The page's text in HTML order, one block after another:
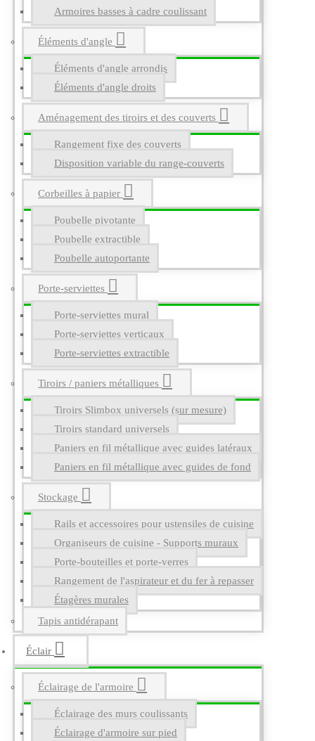
Armoires basses à cadre coulissant
Éléments d'angle
Éléments d'angle arrondis
Éléments d'angle droits
Aménagement des tiroirs et des couverts
Rangement fixe des couverts
Disposition variable du range-couverts
Corbeilles à papier
Poubelle pivotante
Poubelle extractible
Poubelle autoportante
Porte-serviettes
Porte-serviettes mural
Porte-serviettes verticaux
Porte-serviettes extractible
Tiroirs / paniers métalliques
Tiroirs Slimbox universels (sur mesure)
Tiroirs standard universels
Paniers en fil métallique avec guides latéraux
Paniers en fil métallique avec guides de fond
Stockage
Rails et accessoires pour ustensiles de cuisine
Organiseurs de cuisine - Supports muraux
Porte-bouteilles et porte-verres
Rangement de l'aspirateur et du fer à repasser
Étagères murales
Tapis antidérapant
Éclair
Éclairage de l'armoire
Éclairage des murs coulissants
Éclairage d'armoire sur pied